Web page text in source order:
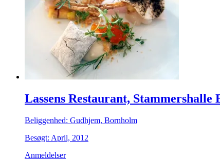
Lassens Restaurant, Stammershalle
Beliggenhed: Gudhjem, Bornholm
Besøgt: April, 2012
Anmeldelser